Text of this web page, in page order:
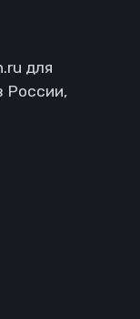
для
России,